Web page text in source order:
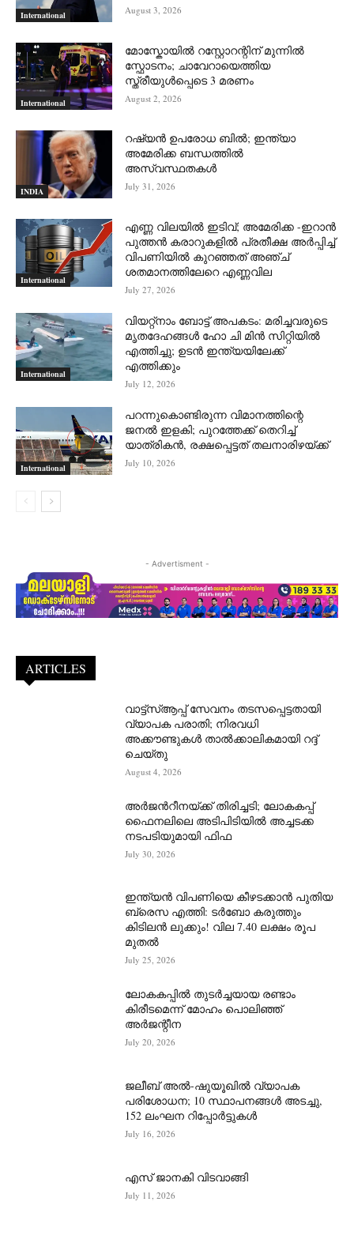
International August 3, 2026
International
മോസ്കോയിൽ റസ്റ്റോറന്റിന് മുന്നിൽ
സ്ഫോടനം; ചാവേറായെത്തിയ
സ്ത്രീയുൾപ്പെടെ 3 മരണം
August 2, 2026
INDIA
റഷ്യന്‍ ഉപരോധ ബില്‍; ഇന്ത്യാ
അമേരിക്ക ബന്ധത്തില്‍
അസ്വസ്ഥതകള്‍
July 31, 2026
International
എണ്ണ വിലയില്‍ ഇടിവ്; അമേരിക്ക -ഇറാന്‍
പുത്തന്‍ കരാറുകളില്‍ പ്രതീക്ഷ അര്‍പ്പിച്ച്
വിപണിയില്‍ കുറഞ്ഞത് അഞ്ച്
ശതമാനത്തിലേറെ എണ്ണവില
July 27, 2026
International
വിയറ്റ്നാം ബോട്ട് അപകടം: മരിച്ചവരുടെ
മൃതദേഹങ്ങൾ ഹോ ചി മിൻ സിറ്റിയിൽ
എത്തിച്ചു; ഉടൻ ഇന്ത്യയിലേക്ക്
എത്തിക്കും
July 12, 2026
International
പറന്നുകൊണ്ടിരുന്ന വിമാനത്തിന്റെ
ജനൽ ഇളകി; പുറത്തേക്ക് തെറിച്ച്
യാത്രികൻ, രക്ഷപ്പെട്ടത് തലനാരിഴയ്ക്ക്
July 10, 2026
- Advertisment -
ARTICLES
വാട്ട്‌സ്ആപ്പ് സേവനം തടസപ്പെട്ടതായി
വ്യാപക പരാതി; നിരവധി
അക്കൗണ്ടുകൾ താൽക്കാലികമായി റദ്ദ്
ചെയ്തു
August 4, 2026
അർജന്‍റീനയ്ക്ക് തിരിച്ചടി; ലോകകപ്പ്
ഫൈനലിലെ അടിപിടിയിൽ അച്ചടക്ക
നടപടിയുമായി ഫിഫ
July 30, 2026
ഇന്ത്യൻ വിപണിയെ കീഴടക്കാന്‍ പുതിയ
ബ്രെസ എത്തി: ടർബോ കരുത്തും
കിടിലൻ ലുക്കും! വില 7.40 ലക്ഷം രൂപ
മുതൽ
July 25, 2026
ലോകകപ്പിൽ തുടർച്ചയായ രണ്ടാം
കിരീടമെന്ന് മോഹം പൊലിഞ്ഞ്
അർ‍ജന്റീന
July 20, 2026
ജലീബ് അൽ-ഷുയൂഖിൽ വ്യാപക
പരിശോധന; 10 സ്ഥാപനങ്ങൾ അടച്ചു,
152 ലംഘന റിപ്പോർട്ടുകൾ
July 16, 2026
എസ് ജാനകി വിടവാങ്ങി
July 11, 2026